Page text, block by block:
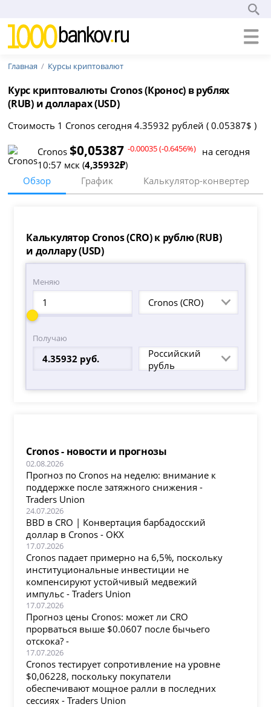
Главная Курсы криптовалют
Курс криптовалюты Cronos (Кронос) в рублях
(RUB) и долларах (USD)
Стоимость 1 Cronos сегодня 4.35932 рублей ( 0.05387$ )
Cronos $0,05387 -0.00035 (-0.6456%)
на сегодня
10:57 мск (4,35932₽)
Обзор
График Калькулятор-конвертер
Калькулятор Cronos (CRO) к рублю (RUB)
и доллару (USD)
Меняю
Cronos (CRO)
Получаю
Российский
рубль
Cronos - новости и прогнозы
02.08.2026
Прогноз по Cronos на неделю: внимание к
поддержке после затяжного снижения -
Traders Union
24.07.2026
BBD в CRO | Конвертация барбадосский
доллар в Cronos - OKX
17.07.2026
Cronos падает примерно на 6,5%, поскольку
институциональные инвестиции не
компенсируют устойчивый медвежий
импульс - Traders Union
17.07.2026
Прогноз цены Cronos: может ли CRO
прорваться выше $0.0607 после бычьего
отскока? -
17.07.2026
Cronos тестирует сопротивление на уровне
$0,06228, поскольку покупатели
обеспечивают мощное ралли в последних
сессиях - Traders Union